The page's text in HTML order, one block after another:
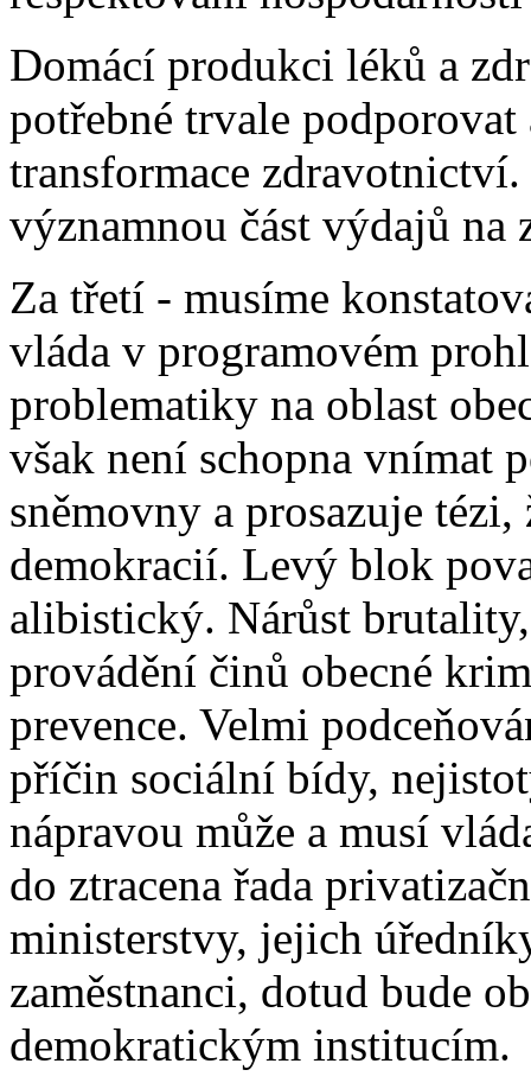
Domácí produkci léků a
potřebné trvale
transformace
významnou část výdajů na
Za třetí - musíme
vláda v programovém
problematiky na oblast
však není schopna vnímat
sněmovny a prosazuje
demokracií. Levý blok
alibistický. Nárůst
provádění činů obecné
prevence. Velmi
příčin sociální bídy,
nápravou může a musí
do ztracena řada
ministerstvy, jejich
zaměstnanci, dotud bude
demokratickým institucím.